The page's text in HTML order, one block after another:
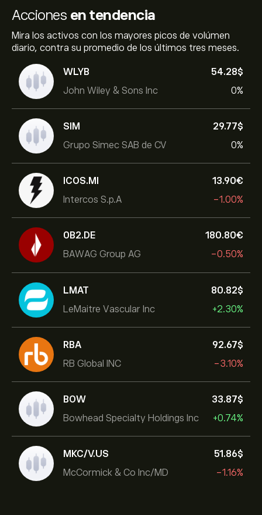
Acciones en tendencia
Mira los activos con los mayores picos de volúmen
diario, contra su promedio de los últimos tres meses.
WLYB
John Wiley & Sons Inc
54.28‎$‎
0%
SIM
Grupo Simec SAB de CV
29.77‎$‎
0%
ICOS.MI
Intercos S.p.A
13.90‎€‎
-1.00%
0B2.DE
BAWAG Group AG
180.80‎€‎
-0.50%
LMAT
LeMaitre Vascular Inc
80.82‎$‎
+2.30%
RBA
RB Global INC
92.67‎$‎
-3.10%
BOW
Bowhead Specialty Holdings Inc
33.87‎$‎
+0.74%
MKC/V.US
McCormick & Co Inc/MD
51.86‎$‎
-1.16%